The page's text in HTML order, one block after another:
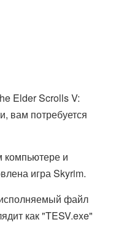
Elder Scrolls V:
вам потребуется
компьютере и
игра Skyrim.
файл
как "TESV.exe"